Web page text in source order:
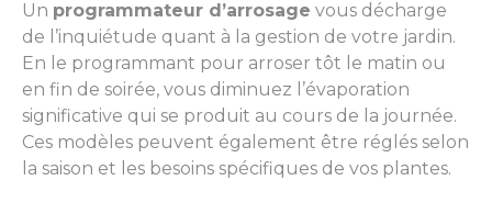
Un programmateur d’arrosage vous décharge
de l’inquiétude quant à la gestion de votre jardin.
En le programmant pour arroser tôt le matin ou
en fin de soirée, vous diminuez l’évaporation
significative qui se produit au cours de la journée.
Ces modèles peuvent également être réglés selon
la saison et les besoins spécifiques de vos plantes.